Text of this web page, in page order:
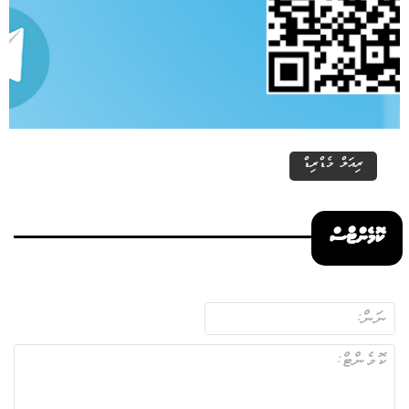
ރިއަލް މެޑްރިޑް
ކޮމެންޓްސް